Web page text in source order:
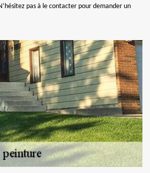
pas à le contacter pour demander un